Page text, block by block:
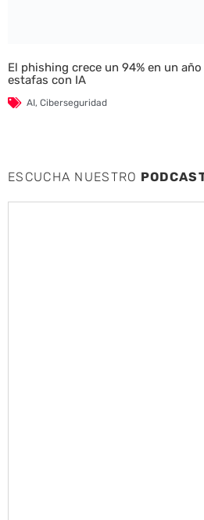
El phishing crece un 94% en un
estafas con IA
AI, Ciberseguridad
ESCUCHA NUESTRO